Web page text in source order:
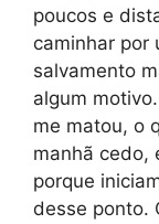
poucos e
caminhar por
salvamento
algum
me matou, o
manhã cedo,
porque
desse ponto.